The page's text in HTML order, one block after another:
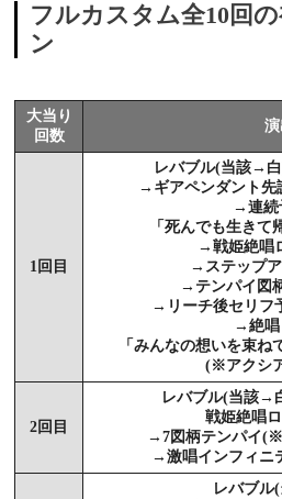
フルカスタム全10回
ン
大当り
回数
演
1回目
レバブル(当該→
→ギアペンダント
→連続
「死んでも生きて
→戦姫絶唱
→ステップ
→テンパイ図
→リーチ後セリフ
→絶唱
「みんなの想いを束ね
(※アクシ
2回目
レバブル(当該→
戦姫絶唱
→7図柄テンパイ
→激唱インフィニ
レバブ